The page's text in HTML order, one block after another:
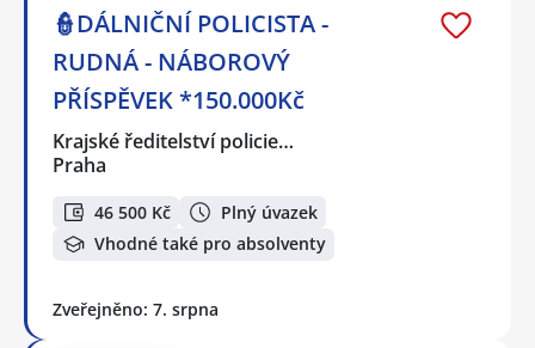
👮DÁLNIČNÍ POLICISTA -
RUDNÁ - NÁBOROVÝ
PŘÍSPĚVEK *150.000Kč
Krajské ředitelství policie…
Praha
46 500 Kč
Plný úvazek
Vhodné také pro absolventy
Zveřejněno: 7. srpna